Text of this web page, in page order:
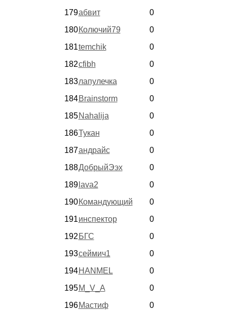
179абвит
0
180 Колючий79
0
181temchik
0
182cfibh
0
183лапулечка
0
184 Brainstorm
0
185 Nahalija
0
186Тукан
0
187андрайс
0
188ДобрыйЭэх
0
189 lava2
0
190 Командующий
0
191инспектор
0
192 БГС
0
193сеймич1
0
194 HANMEL
0
195 M_V_A
0
196 Мастиф 0